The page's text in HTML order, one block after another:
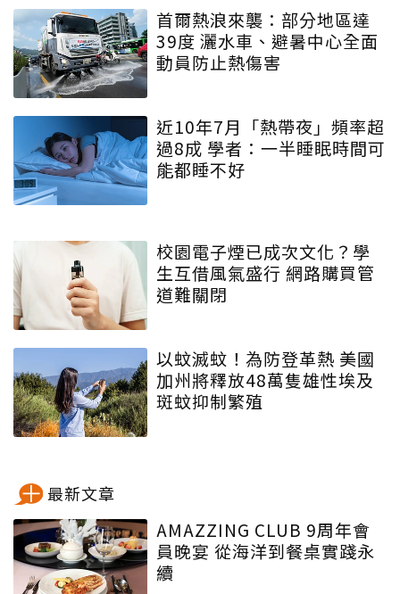
首爾熱浪來襲：部分地區達
39度 灑水車、避暑中心全面
動員防止熱傷害
近10年7月「熱帶夜」頻率超
過8成 學者：一半睡眠時間可
能都睡不好
校園電子煙已成次文化？學
生互借風氣盛行 網路購買管
道難關閉
以蚊滅蚊！為防登革熱 美國
加州將釋放48萬隻雄性埃及
斑蚊抑制繁殖
最新文章
AMAZZING CLUB 9周年會
員晚宴 從海洋到餐桌實踐永
續